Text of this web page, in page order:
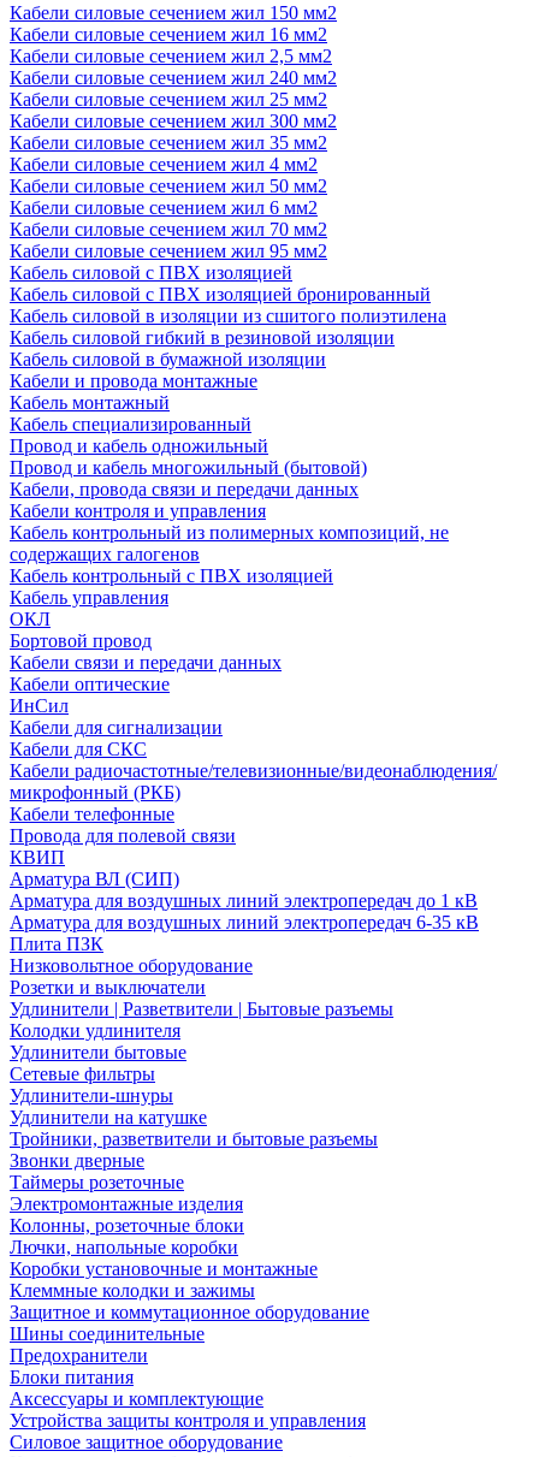
Кабели силовые сечением жил 150 мм2
Кабели силовые сечением жил 16 мм2
Кабели силовые сечением жил 2,5 мм2
Кабели силовые сечением жил 240 мм2
Кабели силовые сечением жил 25 мм2
Кабели силовые сечением жил 300 мм2
Кабели силовые сечением жил 35 мм2
Кабели силовые сечением жил 4 мм2
Кабели силовые сечением жил 50 мм2
Кабели силовые сечением жил 6 мм2
Кабели силовые сечением жил 70 мм2
Кабели силовые сечением жил 95 мм2
Кабель силовой с ПВХ изоляцией
Кабель силовой с ПВХ изоляцией бронированный
Кабель силовой в изоляции из сшитого полиэтилена
Кабель силовой гибкий в резиновой изоляции
Кабель силовой в бумажной изоляции
Кабели и провода монтажные
Кабель монтажный
Кабель специализированный
Провод и кабель одножильный
Провод и кабель многожильный (бытовой)
Кабели, провода связи и передачи данных
Кабели контроля и управления
Кабель контрольный из полимерных композиций, не
содержащих галогенов
Кабель контрольный с ПВХ изоляцией
Кабель управления
ОКЛ
Бортовой провод
Кабели связи и передачи данных
Кабели оптические
ИнСил
Кабели для сигнализации
Кабели для СКС
Кабели радиочастотные/телевизионные/видеонаблюдения/
микрофонный (РКБ)
Кабели телефонные
Провода для полевой связи
КВИП
Арматура ВЛ (СИП)
Арматура для воздушных линий электропередач до 1 кВ
Арматура для воздушных линий электропередач 6-35 кВ
Плита ПЗК
Низковольтное оборудование
Розетки и выключатели
Удлинители | Разветвители | Бытовые разъемы
Колодки удлинителя
Удлинители бытовые
Сетевые фильтры
Удлинители-шнуры
Удлинители на катушке
Тройники, разветвители и бытовые разъемы
Звонки дверные
Таймеры розеточные
Электромонтажные изделия
Колонны, розеточные блоки
Лючки, напольные коробки
Коробки установочные и монтажные
Клеммные колодки и зажимы
Защитное и коммутационное оборудование
Шины соединительные
Предохранители
Блоки питания
Аксессуары и комплектующие
Устройства защиты контроля и управления
Силовое защитное оборудование